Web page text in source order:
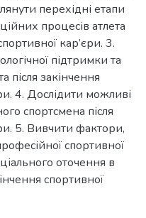
перехідні етапи
процесів атлета
кар’єри. 3.
підтримки та
після закінчення
4. Дослідити можливі
спортсмена після
5. Вивчити фактори,
спортивної
оточення в
спортивної